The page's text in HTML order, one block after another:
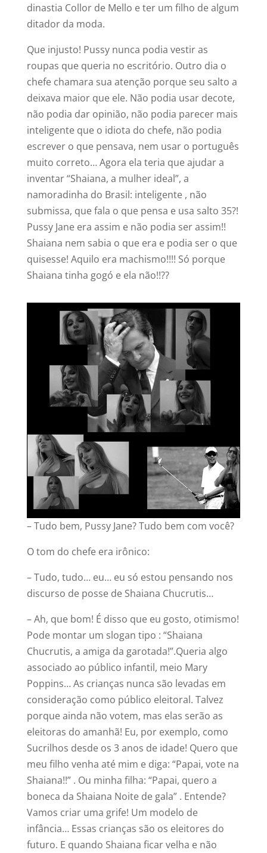
dinastia Collor de Mello e ter um filho de algum
ditador da moda.
Que injusto! Pussy nunca podia vestir as
roupas que queria no escritório. Outro dia o
chefe chamara sua atenção porque seu salto a
deixava maior que ele. Não podia usar decote,
não podia dar opinião, não podia parecer mais
inteligente que o idiota do chefe, não podia
escrever o que pensava, nem usar o português
muito correto… Agora ela teria que ajudar a
inventar “Shaiana, a mulher ideal”, a
namoradinha do Brasil: inteligente , não
submissa, que fala o que pensa e usa salto 35?!
Pussy Jane era assim e não podia ser assim!!
Shaiana nem sabia o que era e podia ser o que
quisesse! Aquilo era machismo!!!! Só porque
Shaiana tinha gogó e ela não!!??
– Tudo bem, Pussy Jane? Tudo bem com você?
O tom do chefe era irônico:
– Tudo, tudo… eu… eu só estou pensando nos
discurso de posse de Shaiana Chucrutis…
– Ah, que bom! É disso que eu gosto, otimismo!
Pode montar um slogan tipo : “Shaiana
Chucrutis, a amiga da garotada!”.Queria algo
associado ao público infantil, meio Mary
Poppins… As crianças nunca são levadas em
consideração como público eleitoral. Talvez
porque ainda não votem, mas elas serão as
eleitoras do amanhã! Eu, por exemplo, como
Sucrilhos desde os 3 anos de idade! Quero que
meu filho venha até mim e diga: “Papai, vote na
Shaiana!!” . Ou minha filha: “Papai, quero a
boneca da Shaiana Noite de gala” . Entende?
Vamos criar uma grife! Um modelo de
infância… Essas crianças são os eleitores do
futuro. E quando Shaiana ficar velha e não